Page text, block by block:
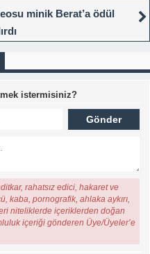
minik Berat’a ödül
istermisiniz?
rahatsız edici, hakaret ve
kaba, pornografik, ahlaka aykırı,
niteliklerde içeriklerden doğan
içeriği gönderen Üye/Üyeler’e